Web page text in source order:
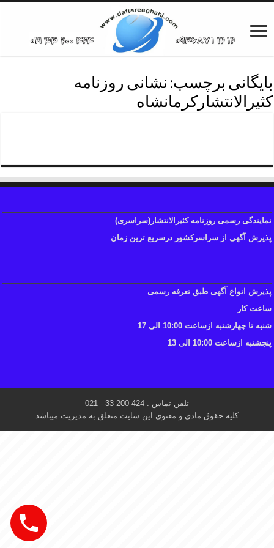
بایگانی برچسب: نشانی روزنامه
کثیرالانتشارکرمانشاه
نمایندگی رسمی روزنامه کثیرالانتشار(سراسری)
پذیرش آگهی از سراسرکشور درسریع ترین زمان
پذیرش انواع آگهی طبق تعرفه رسمی
ساعت کار
شنبه تا چهارشنبه ازساعت 10:00 الی 17
پنجشنبه ازساعت 10:00 الی 13
تلفن تماس : 424 200 33 - 021
کلیه حقوق مادی و معنوی این سایت متعلق به مدیریت میباشد